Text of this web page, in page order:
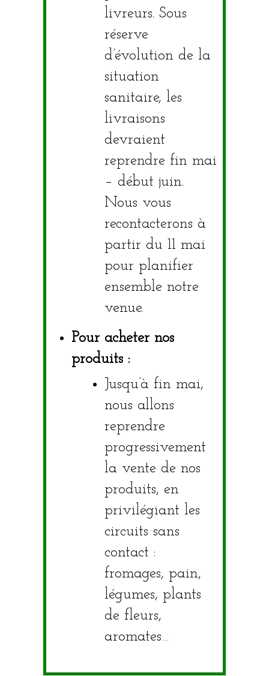
livreurs. Sous
réserve
d’évolution de la
situation
sanitaire, les
livraisons
devraient
reprendre fin mai
– début juin.
Nous vous
recontacterons à
partir du 11 mai
pour planifier
ensemble notre
venue.
Pour acheter nos
produits :
Jusqu’à fin mai,
nous allons
reprendre
progressivement
la vente de nos
produits, en
privilégiant les
circuits sans
contact :
fromages, pain,
légumes, plants
de fleurs,
aromates…